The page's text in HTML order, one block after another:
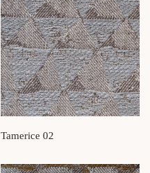
Tamerice 02